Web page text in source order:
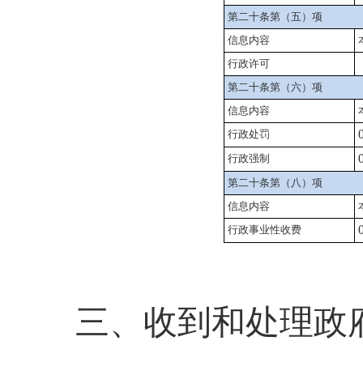
第二十条第（五）项
信息内容
行政许可
第二十条第（六）项
信息内容
行政处罚
行政强制
第二十条第（八）项
信息内容
行政事业性收费
三、收到和处理政